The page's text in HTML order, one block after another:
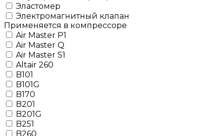
Эластомер
Электромагнитный клапан
Применяется в компрессоре
Air Master P1
Air Master Q
Air Master S1
Altair 260
B101
B101G
B170
B201
B201G
B251
B260